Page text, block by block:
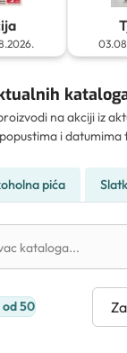
na akciji iz
i datumima
pića
od 50